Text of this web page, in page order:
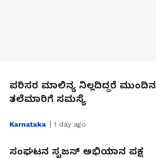
ಪರಿಸರ ಮಾಲಿನ್ಯ ನಿಲ್ಲದಿದ್ದರೆ ಮುಂದಿನ
ತಲೆಮಾರಿಗೆ ಸಮಸ್ಯೆ
Karnataka 1 day ago
ಸಂಘಟನ ಸೃಜನ್ ಅಭಿಯಾನ ಪಕ್ಷ